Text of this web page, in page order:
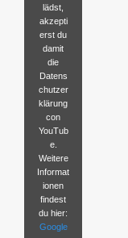
lädst,
akzepti
erst du
damit
die
Datens
chutzer
klärung
con
YouTub
e.
Weitere
Informat
ionen
findest
du hier:
Google